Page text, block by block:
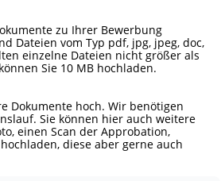
zu Ihrer Bewerbung
Dateien vom Typ pdf, jpg, jpeg, doc,
einzelne Dateien nicht größer als
Sie 10 MB hochladen.
Dokumente hoch. Wir benötigen
Sie können hier auch weitere
einen Scan der Approbation,
diese aber gerne auch